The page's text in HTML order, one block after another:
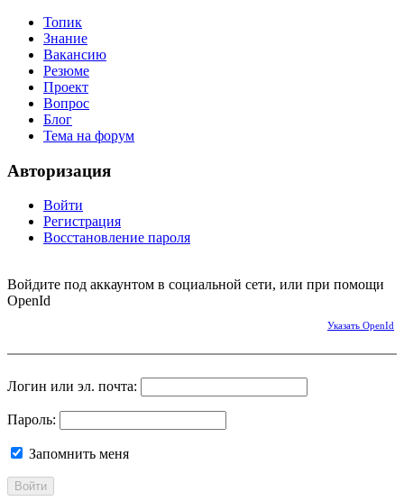
Топик
Знание
Вакансию
Резюме
Проект
Вопрос
Блог
Тема на форум
Авторизация
Войти
Регистрация
Восстановление пароля
Войдите под аккаунтом в социальной сети, или при помощи
OpenId
Указать OpenId
Логин или эл. почта:
Пароль:
Запомнить меня
Войти